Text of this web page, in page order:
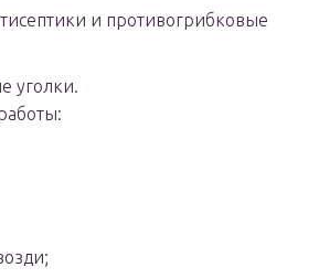
и противогрибковые
уголки.